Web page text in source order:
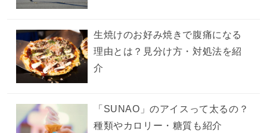
生焼けのお好み焼きで腹痛になる
理由とは？見分け方・対処法を紹
介
「SUNAO」のアイスって太るの？
種類やカロリー・糖質も紹介